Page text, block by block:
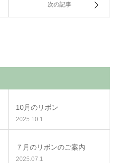
次の記事
10月のリボン
2025.10.1
７月のリボンのご案内
2025.07.1